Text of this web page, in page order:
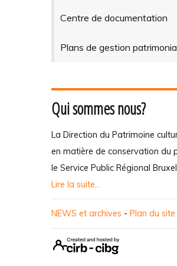
Centre de documentation
Plans de gestion
Qui sommes nous?
La Direction du Patrimoine
en matière de conservation du
le Service Public Régional
Lire la suite...
NEWS et archives - Plan du site